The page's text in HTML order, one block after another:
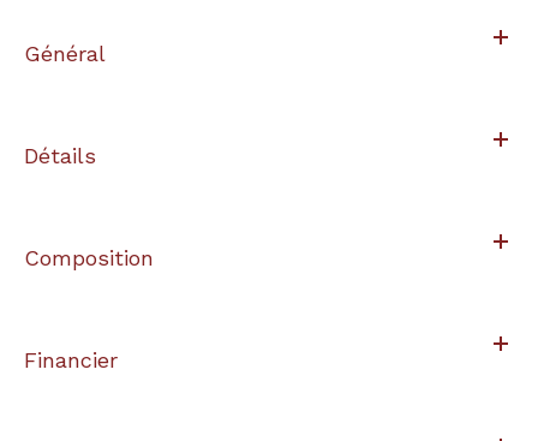
Général
Détails
Composition
Financier